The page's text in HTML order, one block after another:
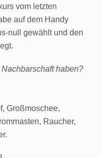
vom letzten
auf dem Handy
null gewählt und den
haben?
Großmoschee,
Raucher,